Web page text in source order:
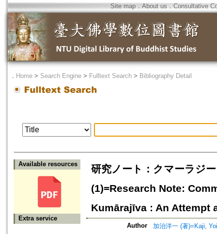
Site map．About us ． Consultative
． Home > Search Engine > Fulltext Search > Bibliography Detail
Available resources
Extra service
研究ノート：クマーラジ
(1)=Research Note:
Kumārajīva : An Attempt
Author
加治洋一 (著)=Kaji,